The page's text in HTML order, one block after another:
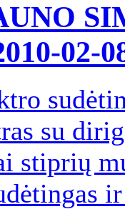
02-
su
stiprių